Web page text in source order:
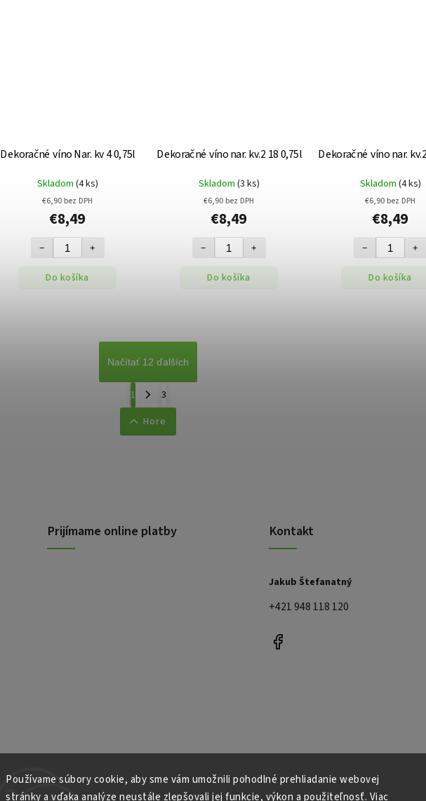
Používame súbory cookie, aby sme vám umožnili pohodlné prehliadanie webovej
stránky a vďaka analýze neustále zlepšovali jej funkcie, výkon a použiteľnosť. Viac
Dekoračné víno Nar. kv 4 0,75l
Skladom (4 ks)
€6,90 bez DPH
€8,49
+
−
Do košíka
Dekoračné víno nar. kv.2 18 0,75l
Skladom (3 ks)
€6,90 bez DPH
€8,49
+
−
Do košíka
Dekoračné víno nar.
Skladom (4 ks)
€6,90 bez DPH
€8,49
+
−
Do košíka
Načítať 12 ďalších
1
3
Hore
Prijímame online platby Kontakt
Jakub Štefanatný
+421 948 118 120